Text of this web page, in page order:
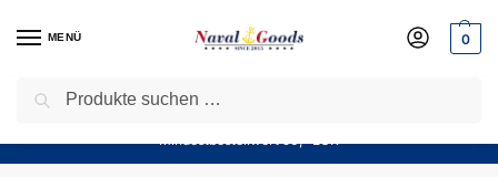
MENÜ 0
Sparen Sie jetzt bares Geld! — Mit unserem Gutschein
Mindestbestellwert 50,- EUR